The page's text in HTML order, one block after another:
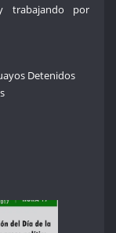
trabajando por
Detenidos